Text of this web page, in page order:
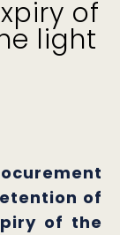
of
light
of
of the